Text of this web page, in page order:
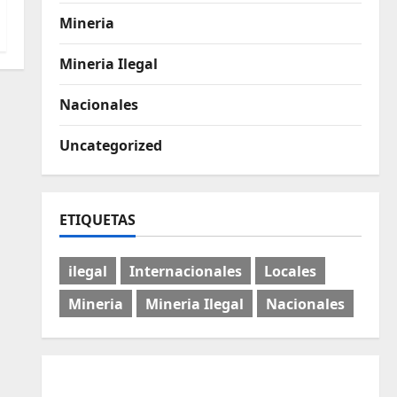
Mineria
Mineria Ilegal
Nacionales
Uncategorized
ETIQUETAS
ilegal Internacionales
Locales
Mineria
Mineria Ilegal Nacionales